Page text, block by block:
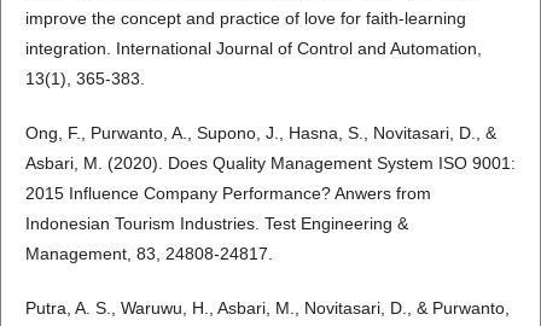
improve the concept and practice of love for faith-learning
integration. International Journal of Control and Automation,
13(1), 365-383.
Ong, F., Purwanto, A., Supono, J., Hasna, S., Novitasari, D., &
Asbari, M. (2020). Does Quality Management System ISO 9001:
2015 Influence Company Performance? Anwers from
Indonesian Tourism Industries. Test Engineering &
Management, 83, 24808-24817.
Putra, A. S., Waruwu, H., Asbari, M., Novitasari, D., & Purwanto,